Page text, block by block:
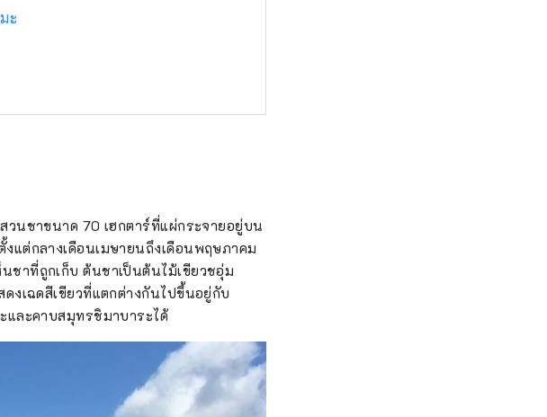
ะ
วนชาขนาด 70 เฮกตาร์ที่แผ่กระจายอยู่บน
แต่กลางเดือนเมษายนถึงเดือนพฤษภาคม
ชาที่ถูกเก็บ ต้นชาเป็นต้นไม้เขียวชอุ่ม
งเฉดสีเขียวที่แตกต่างกันไปขึ้นอยู่กับ
และคาบสมุทรชิมาบาระได้